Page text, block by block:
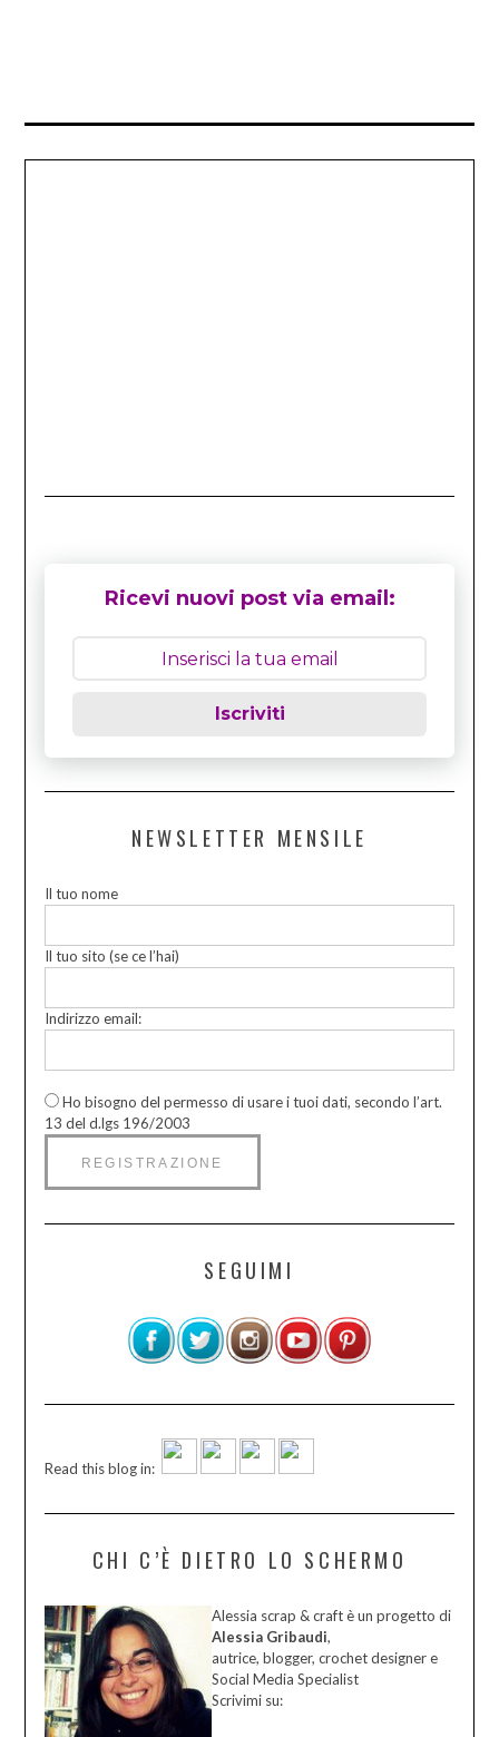
Ricevi nuovi post via email:
Iscriviti
NEWSLETTER MENSILE
Il tuo nome
Il tuo sito (se ce l’hai)
Indirizzo email:
Ho bisogno del permesso di usare i tuoi dati, secondo l’art.
13 del d.lgs 196/2003
SEGUIMI
Read this blog in:
CHI C’È DIETRO LO SCHERMO
Alessia scrap & craft è un progetto di
Alessia Gribaudi,
autrice, blogger, crochet designer e
Social Media Specialist
Scrivimi su: